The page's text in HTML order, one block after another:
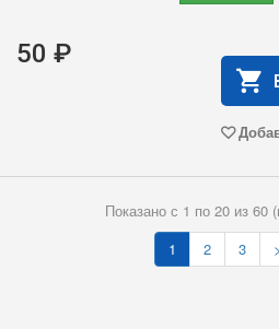
50 ₽
Показано с 1 по 20 из 60
1
2 3 >